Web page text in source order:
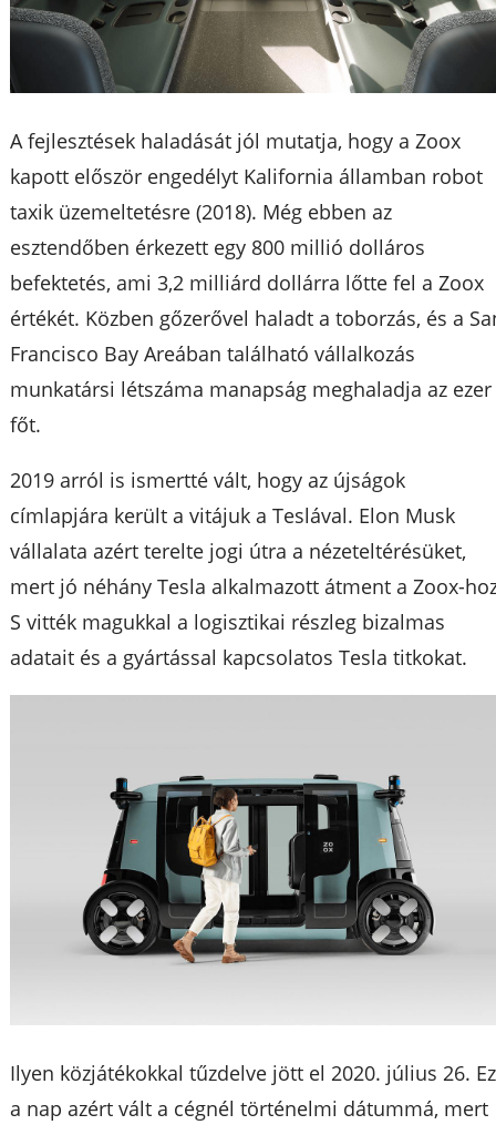
A fejlesztések haladását jól mutatja, hogy a Zoox
kapott először engedélyt Kalifornia államban robot
taxik üzemeltetésre (2018). Még ebben az
esztendőben érkezett egy 800 millió dolláros
befektetés, ami 3,2 milliárd dollárra lőtte fel a Zoox
értékét. Közben gőzerővel haladt a toborzás, és a
Francisco Bay Areában található vállalkozás
munkatársi létszáma manapság meghaladja az ezer
főt.
2019 arról is ismertté vált, hogy az újságok
címlapjára került a vitájuk a Teslával. Elon Musk
vállalata azért terelte jogi útra a nézeteltérésüket,
mert jó néhány Tesla alkalmazott átment a Zoox-
S vitték magukkal a logisztikai részleg bizalmas
adatait és a gyártással kapcsolatos Tesla titkokat.
Ilyen közjátékokkal tűzdelve jött el 2020. július 26. Ez
a nap azért vált a cégnél történelmi dátummá, mert